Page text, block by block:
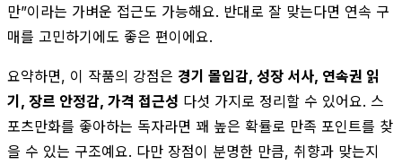
만”이라는 가벼운 접근도 가능해요. 반대로 잘 맞는다면 연속 구
매를 고민하기에도 좋은 편이에요.
요약하면, 이 작품의 강점은 경기 몰입감, 성장 서사, 연속권 읽
기, 장르 안정감, 가격 접근성 다섯 가지로 정리할 수 있어요. 스
포츠만화를 좋아하는 독자라면 꽤 높은 확률로 만족 포인트를 찾
을 수 있는 구조예요. 다만 장점이 분명한 만큼, 취향과 맞는지